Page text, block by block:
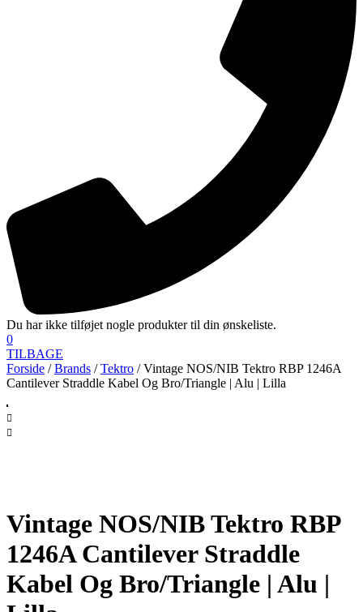
Du har ikke tilføjet nogle produkter til din ønskeliste.
0
TILBAGE
Forside /Brands /Tektro / Vintage NOS/NIB Tektro RBP 1246A
Cantilever Straddle Kabel Og Bro/Triangle | Alu | Lilla
Vintage NOS/NIB Tektro RBP
1246A Cantilever Straddle
Kabel Og Bro/Triangle | Alu |